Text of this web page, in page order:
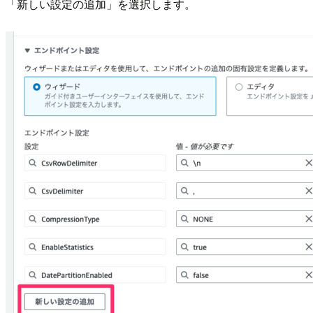
「新しい設定の追加」を選択します。